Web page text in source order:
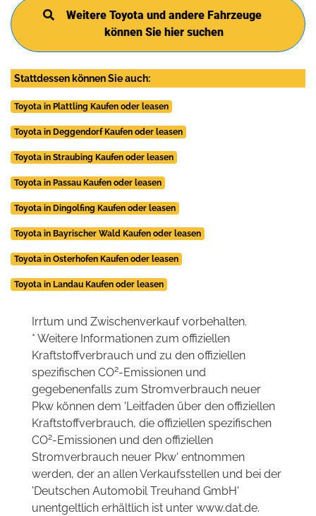
Weitere Toyota und andere Fahrzeuge
können Sie hier suchen
Stattdessen können Sie auch:
Toyota in Plattling Kaufen oder leasen
Toyota in Deggendorf Kaufen oder leasen
Toyota in Straubing Kaufen oder leasen
Toyota in Passau Kaufen oder leasen
Toyota in Dingolfing Kaufen oder leasen
Toyota in Bayrischer Wald Kaufen oder leasen
Toyota in Osterhofen Kaufen oder leasen
Toyota in Landau Kaufen oder leasen
Irrtum und Zwischenverkauf vorbehalten.
* Weitere Informationen zum offiziellen
Kraftstoffverbrauch und zu den offiziellen
spezifischen CO2-Emissionen und
gegebenenfalls zum Stromverbrauch neuer
Pkw können dem 'Leitfaden über den offiziellen
Kraftstoffverbrauch, die offiziellen spezifischen
CO2-Emissionen und den offiziellen
Stromverbrauch neuer Pkw' entnommen
werden, der an allen Verkaufsstellen und bei der
'Deutschen Automobil Treuhand GmbH'
unentgeltlich erhältlich ist unter www.dat.de.